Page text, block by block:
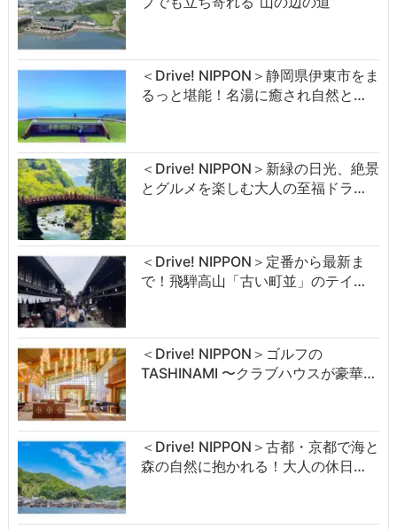
＜Drive! NIPPON＞静岡県伊東市をま
るっと堪能！名湯に癒され自然と…
＜Drive! NIPPON＞新緑の日光、絶景
とグルメを楽しむ大人の至福ドラ…
＜Drive! NIPPON＞定番から最新ま
で！飛騨高山「古い町並」のテイ…
＜Drive! NIPPON＞ゴルフの
TASHINAMI 〜クラブハウスが豪華…
＜Drive! NIPPON＞古都・京都で海と
森の自然に抱かれる！大人の休日…